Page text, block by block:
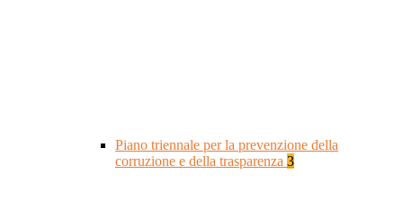
Piano triennale per la prevenzione della
corruzione e della trasparenza 3